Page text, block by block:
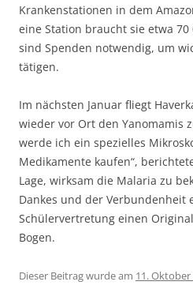
Krankenstationen in dem
eine Station braucht sie etwa 70
sind Spenden notwendig, um
tätigen.
Im nächsten Januar fliegt
wieder vor Ort den Yanomamis
werde ich ein spezielles
Medikamente kaufen“,
Lage, wirksam die Malaria zu
Dankes und der Verbundenheit
Schülervertretung einen
Bogen.
Dieser Beitrag wurde am 11. Oktober